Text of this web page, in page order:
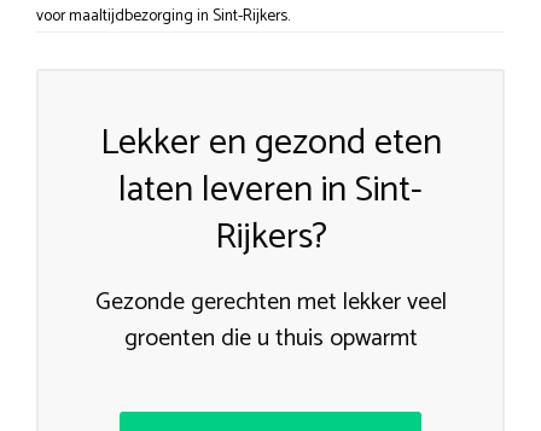
voor maaltijdbezorging in Sint-Rijkers.
Lekker en gezond eten
laten leveren in Sint-
Rijkers?
Gezonde gerechten met lekker veel
groenten die u thuis opwarmt